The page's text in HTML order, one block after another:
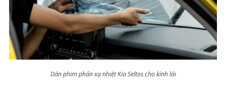
Dán phim phản xạ nhiệt Kia Seltos cho kính lái